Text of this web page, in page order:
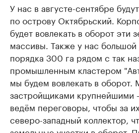
У нас в августе-сентябре
по острову Октябрьский.
будет вовлекать в оборот эти
массивы. Также у нас
порядка 300 га рядом с так
промышленным кластером
мы будем вовлекать в оборот.
застройщиками крупнейшими
ведём переговоры, чтобы за
северо-западный коллектор,